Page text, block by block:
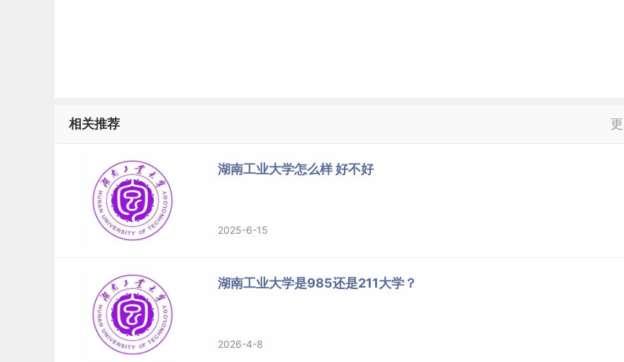
相关推荐
湖南工业大学怎么样 好不好
2025-6-15
湖南工业大学是985还是211大学？
2026-4-8